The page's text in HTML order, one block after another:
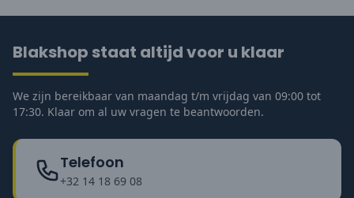
Blakshop staat altijd voor u klaar
We zijn bereikbaar van maandag t/m vrijdag van 09:00 tot
17:30. Klaar om al uw vragen te beantwoorden.
Telefoon
+32 14 18 69 08